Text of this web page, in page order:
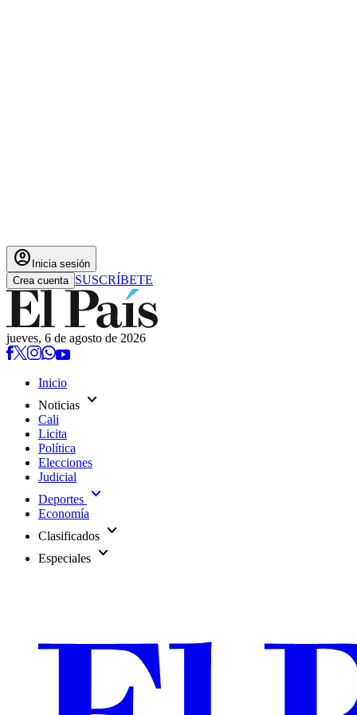
account_circle Inicia sesión
Crea cuenta SUSCRÍBETE
jueves, 6 de agosto de 2026
Inicio
Noticias expand_more
Cali
Licita
Política
Elecciones
Judicial
Deportes expand_more
Economía
Clasificados expand_more
Especiales expand_more